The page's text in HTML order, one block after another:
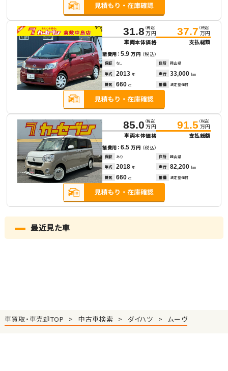
31.8 （税込）
万円
車両本体価格
37.7 （税込）
万円
支払総額
諸費用：5.9万円 （税込）
保証 なし 住所 岡山県
年式 2013 年 走行 33,000 km
排気 660 cc 整備 法定整備付
85.0 （税込）
万円
車両本体価格
91.5 （税込）
万円
支払総額
諸費用：6.5万円 （税込）
保証 あり 住所 岡山県
年式 2018 年 走行 82,200 km
排気 660 cc 整備 法定整備付
最近見た車
車買取・車売却TOP 中古車検索 ダイハツ ムーヴ